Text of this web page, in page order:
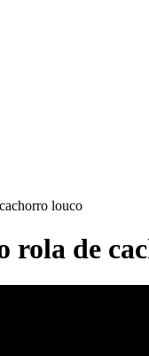
louco
rola de